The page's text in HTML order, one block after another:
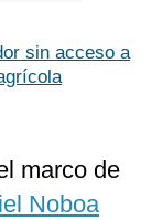
sin acceso a
marco de
Noboa